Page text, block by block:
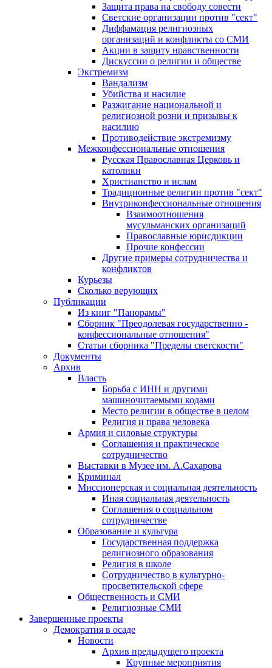
Защита права на свободу совести
Светские организации против "сект"
Диффамация религиозных
организаций и конфликты со СМИ
Акции в защиту нравственности
Дискуссии о религии и обществе
Экстремизм
Вандализм
Убийства и насилие
Разжигание национальной и
религиозной розни и призывы к
насилию
Противодействие экстремизму
Межконфессиональные отношения
Русская Православная Церковь и
католики
Христианство и ислам
Традиционные религии против "сект"
Внутриконфессиональные отношения
Взаимоотношения
мусульманских организаций
Православные юрисдикции
Прочие конфессии
Другие примеры сотрудничества и
конфликтов
Курьезы
Сколько верующих
Публикации
Из книг "Панорамы"
Сборник "Преодолевая государственно -
конфессиональные отношения"
Статьи сборника "Пределы светскости"
Документы
Архив
Власть
Борьба с ИНН и другими
машиночитаемыми кодами
Место религии в обществе в целом
Религия и права человека
Армия и силовые структуры
Соглашения и практическое
сотрудничество
Выставки в Музее им. А.Сахарова
Криминал
Миссионерская и социальная деятельность
Иная социальная деятельность
Соглашения о социальном
сотрудничестве
Образование и культура
Государственная поддержка
религиозного образования
Религия в школе
Сотрудничество в культурно-
просветительской сфере
Общественность и СМИ
Религиозные СМИ
Завершенные проекты
Демократия в осаде
Новости
Архив предыдущего проекта
Крупные мероприятия